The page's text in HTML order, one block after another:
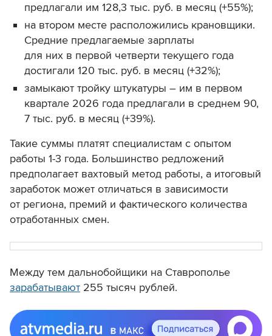
предлагали им 128,3 тыс. руб. в месяц (+55%);
на втором месте расположились крановщики.
Средние предлагаемые зарплаты
для них в первой четверти текущего года
достигали 120 тыс. руб. в месяц (+32%);
замыкают тройку штукатуры – им в первом
квартале 2026 года предлагали в среднем 90,
7 тыс. руб. в месяц (+39%).
Такие суммы платят специалистам с опытом
работы 1-3 года. Большинство редложений
предполагает вахтовый метод работы, а итоговый
заработок может отличаться в зависимости
от региона, премий и фактического количества
отработанных смен.
Между тем дальнобойщики на Ставрополье
зарабатывают 255 тысяч рублей.